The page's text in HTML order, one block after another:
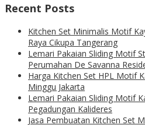
Recent Posts
Kitchen Set Minimalis Motif
Raya Cikupa Tangerang
Lemari Pakaian Sliding Motif
Perumahan De Savanna
Harga Kitchen Set HPL Motif
Minggu Jakarta
Lemari Pakaian Sliding Motif
Pegadungan Kalideres
Jasa Pembuatan Kitchen Set